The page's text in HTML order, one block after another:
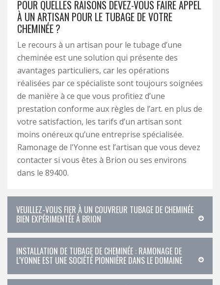
POUR QUELLES RAISONS DEVEZ-VOUS FAIRE APPEL
À UN ARTISAN POUR LE TUBAGE DE VOTRE
CHEMINÉE ?
Le recours à un artisan pour le tubage d’une
cheminée est une solution qui présente des
avantages particuliers, car les opérations
réalisées par ce spécialiste sont toujours soignées
de manière à ce que vous profitiez d’une
prestation conforme aux règles de l’art. en plus de
votre satisfaction, les tarifs d’un artisan sont
moins onéreux qu’une entreprise spécialisée.
Ramonage de l'Yonne est l’artisan que vous devez
contacter si vous êtes à Brion ou ses environs
dans le 89400.
VEUILLEZ-VOUS FIER À UN COUVREUR TUBAGE DE CHEMINÉE
BIEN EXPÉRIMENTÉE À BRION
INSTALLATION DE TUBAGE DE CHEMINÉE : RAMONAGE DE
L'YONNE EST UNE SOCIÉTÉ PIONNIÈRE DANS LE DOMAINE